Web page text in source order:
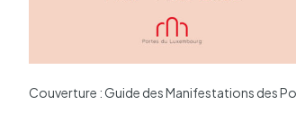
Couverture : Guide des Manifestations des